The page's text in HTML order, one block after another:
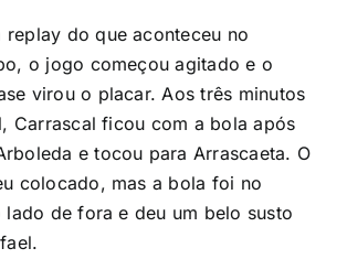
replay do que aconteceu no
o jogo começou agitado e o
virou o placar. Aos três minutos
Carrascal ficou com a bola após
e tocou para Arrascaeta. O
colocado, mas a bola foi no
lado de fora e deu um belo susto